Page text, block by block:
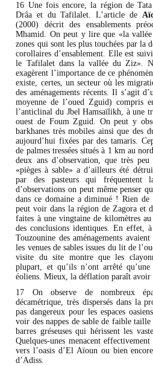
16 Une fois encore, la région de
Drâa et du Tafilalet. L’article de
(2000) décrit des ensablements
Mhamid. On peut y lire que «la vallée
zones qui sont les plus touchées par la
corollaires d’ensablement. Elle est
le Tafilalet dans la vallée du Ziz».
exagèrent l’importance de ce
existe, certes, un secteur où les
des aménagements récents. Il s’agit
moyenne de l’oued Zguid) compris
l’anticlinal du Jbel Hamsaïlikh, à une
ouest de Foum Zguid. On peut y
barkhanes très mobiles ainsi que des
aujourd’hui fixées par des tamaris.
de palmes tressées situés à 1 km au
deux ans d’observation, que très
«pièges à sable» a d’ailleurs été
par des pasteurs qui fréquentent
d’observations on peut même penser
dans ce domaine a diminué ! Rien de
peut voir dans la région de Zagora et
faites à une vingtaine de kilomètres
des conclusions identiques. En effet,
Touzounine des aménagements
les venues de sables issues du lit de
visite du site montre que les
plupart, et qu’ils n’ont arrêté
éoliens. Mieux, la déflation paraît avoir
17 On observe de nombreux
décamétrique, très dispersés dans la
pas dangereux pour les espaces
voir des nappes de sable de faible
barres gréseuses qui hérissent les
Quelques-unes menacent
vers l’oasis d’El Aïoun ou bien
d’Adiss.